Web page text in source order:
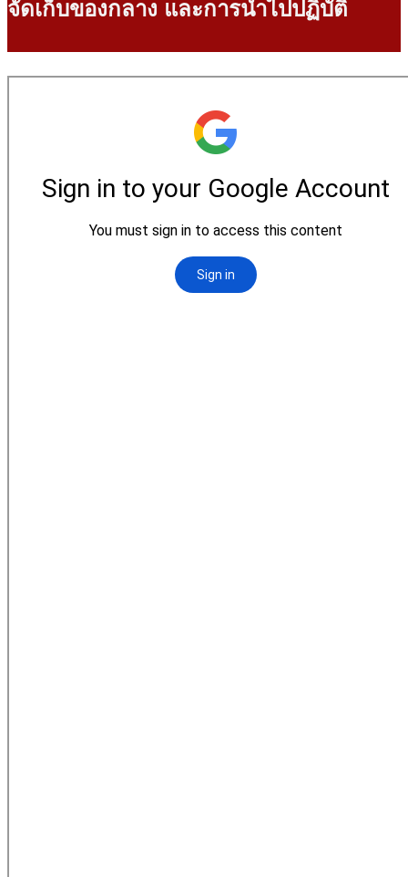
จัดเก็บของกลาง และการนำไปปฏิบัติ